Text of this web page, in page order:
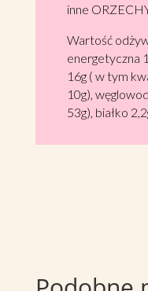
inne
Wartość
energetyczna
16g ( w tym
10g),
53g), białko